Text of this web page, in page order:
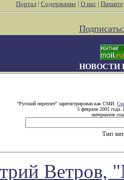
Портал| Содержание| О нас| Пишите
НОВОСТИ
"Русский переплет" зарегистрирован как СМИ.
5 февраля 2001 года.
материалов
Тип
Ветров,